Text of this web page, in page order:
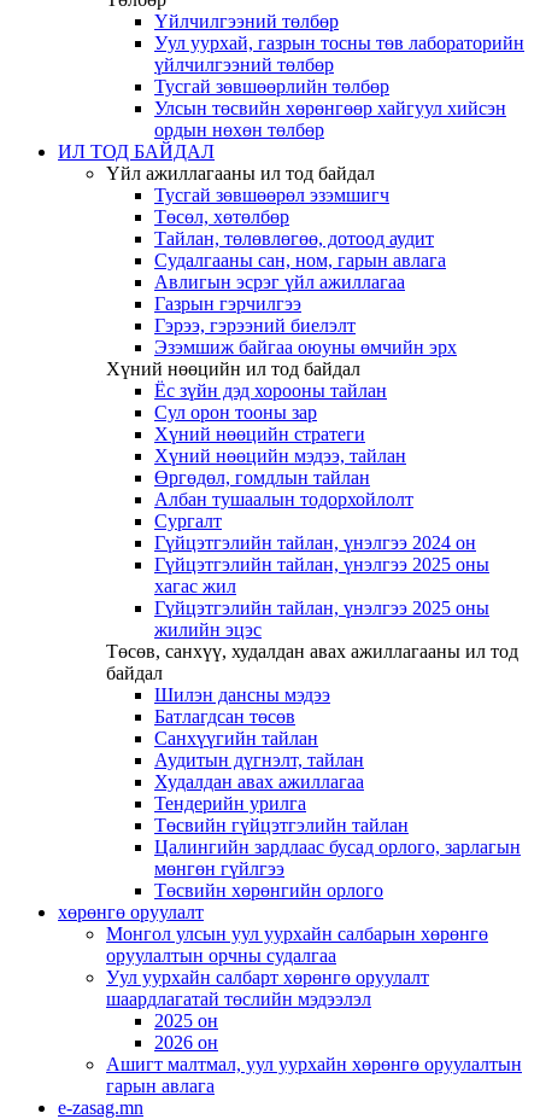
Үйлчилгээний төлбөр
Уул уурхай, газрын тосны төв лабораторийн
үйлчилгээний төлбөр
Тусгай зөвшөөрлийн төлбөр
Улсын төсвийн хөрөнгөөр хайгуул хийсэн
ордын нөхөн төлбөр
ИЛ ТОД БАЙДАЛ
Үйл ажиллагааны ил тод байдал
Тусгай зөвшөөрөл эзэмшигч
Төсөл, хөтөлбөр
Тайлан, төлөвлөгөө, дотоод аудит
Судалгааны сан, ном, гарын авлага
Авлигын эсрэг үйл ажиллагаа
Газрын гэрчилгээ
Гэрээ, гэрээний биелэлт
Эзэмшиж байгаа оюуны өмчийн эрх
Хүний нөөцийн ил тод байдал
Ёс зүйн дэд хорооны тайлан
Сул орон тооны зар
Хүний нөөцийн стратеги
Хүний нөөцийн мэдээ, тайлан
Өргөдөл, гомдлын тайлан
Албан тушаалын тодорхойлолт
Сургалт
Гүйцэтгэлийн тайлан, үнэлгээ 2024 он
Гүйцэтгэлийн тайлан, үнэлгээ 2025 оны
хагас жил
Гүйцэтгэлийн тайлан, үнэлгээ 2025 оны
жилийн эцэс
Төсөв, санхүү, худалдан авах ажиллагааны ил тод
байдал
Шилэн дансны мэдээ
Батлагдсан төсөв
Санхүүгийн тайлан
Аудитын дүгнэлт, тайлан
Худалдан авах ажиллагаа
Тендерийн урилга
Төсвийн гүйцэтгэлийн тайлан
Цалингийн зардлаас бусад орлого, зарлагын
мөнгөн гүйлгээ
Төсвийн хөрөнгийн орлого
хөрөнгө оруулалт
Монгол улсын уул уурхайн салбарын хөрөнгө
оруулалтын орчны судалгаа
Уул уурхайн салбарт хөрөнгө оруулалт
шаардлагатай төслийн мэдээлэл
2025 он
2026 он
Ашигт малтмал, уул уурхайн хөрөнгө оруулалтын
гарын авлага
e-zasag.mn